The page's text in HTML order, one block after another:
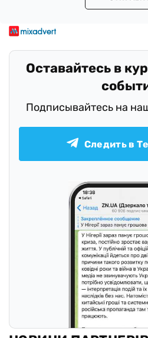
Оставайтесь в
Подписывайтесь на
Следить в